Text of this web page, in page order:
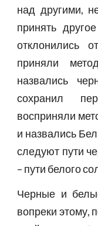
над другими,
принять
отклонились
приняли
назвались
сохранил
восприняли
и назвались
следуют пути
– пути белого
Черные и
вопреки этому,